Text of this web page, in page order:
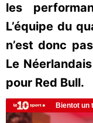
les
L’équipe du
n’est donc
Le
pour Red Bull.